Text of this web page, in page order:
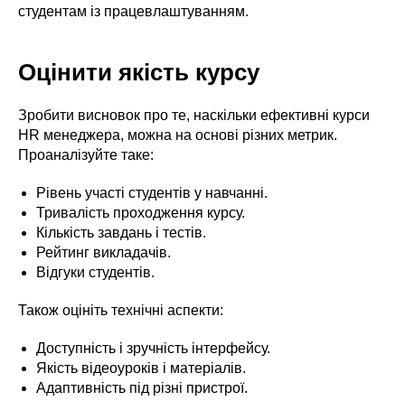
студентам із працевлаштуванням.
Оцінити якість курсу
Зробити висновок про те, наскільки ефективні курси
HR менеджера, можна на основі різних метрик.
Проаналізуйте таке:
Рівень участі студентів у навчанні.
Тривалість проходження курсу.
Кількість завдань і тестів.
Рейтинг викладачів.
Відгуки студентів.
Також оцініть технічні аспекти:
Доступність і зручність інтерфейсу.
Якість відеоуроків і матеріалів.
Адаптивність під різні пристрої.